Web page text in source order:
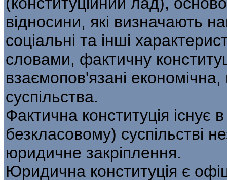
відносини, які визначають
соціальні та інші
словами, фактичну
взаємопов'язані
суспільства.
Фактична конституція існує
безкласовому) суспільстві
юридичне закріплення.
Юридична конституція є